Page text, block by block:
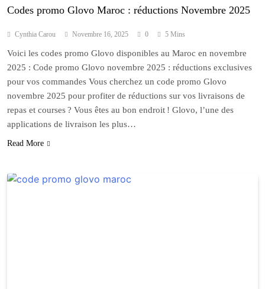
Codes promo Glovo Maroc : réductions Novembre 2025
Cynthia Carou Novembre 16, 2025 0 5 Mins
Voici les codes promo Glovo disponibles au Maroc en novembre
2025 : Code promo Glovo novembre 2025 : réductions exclusives
pour vos commandes Vous cherchez un code promo Glovo
novembre 2025 pour profiter de réductions sur vos livraisons de
repas et courses ? Vous êtes au bon endroit ! Glovo, l’une des
applications de livraison les plus…
Read More